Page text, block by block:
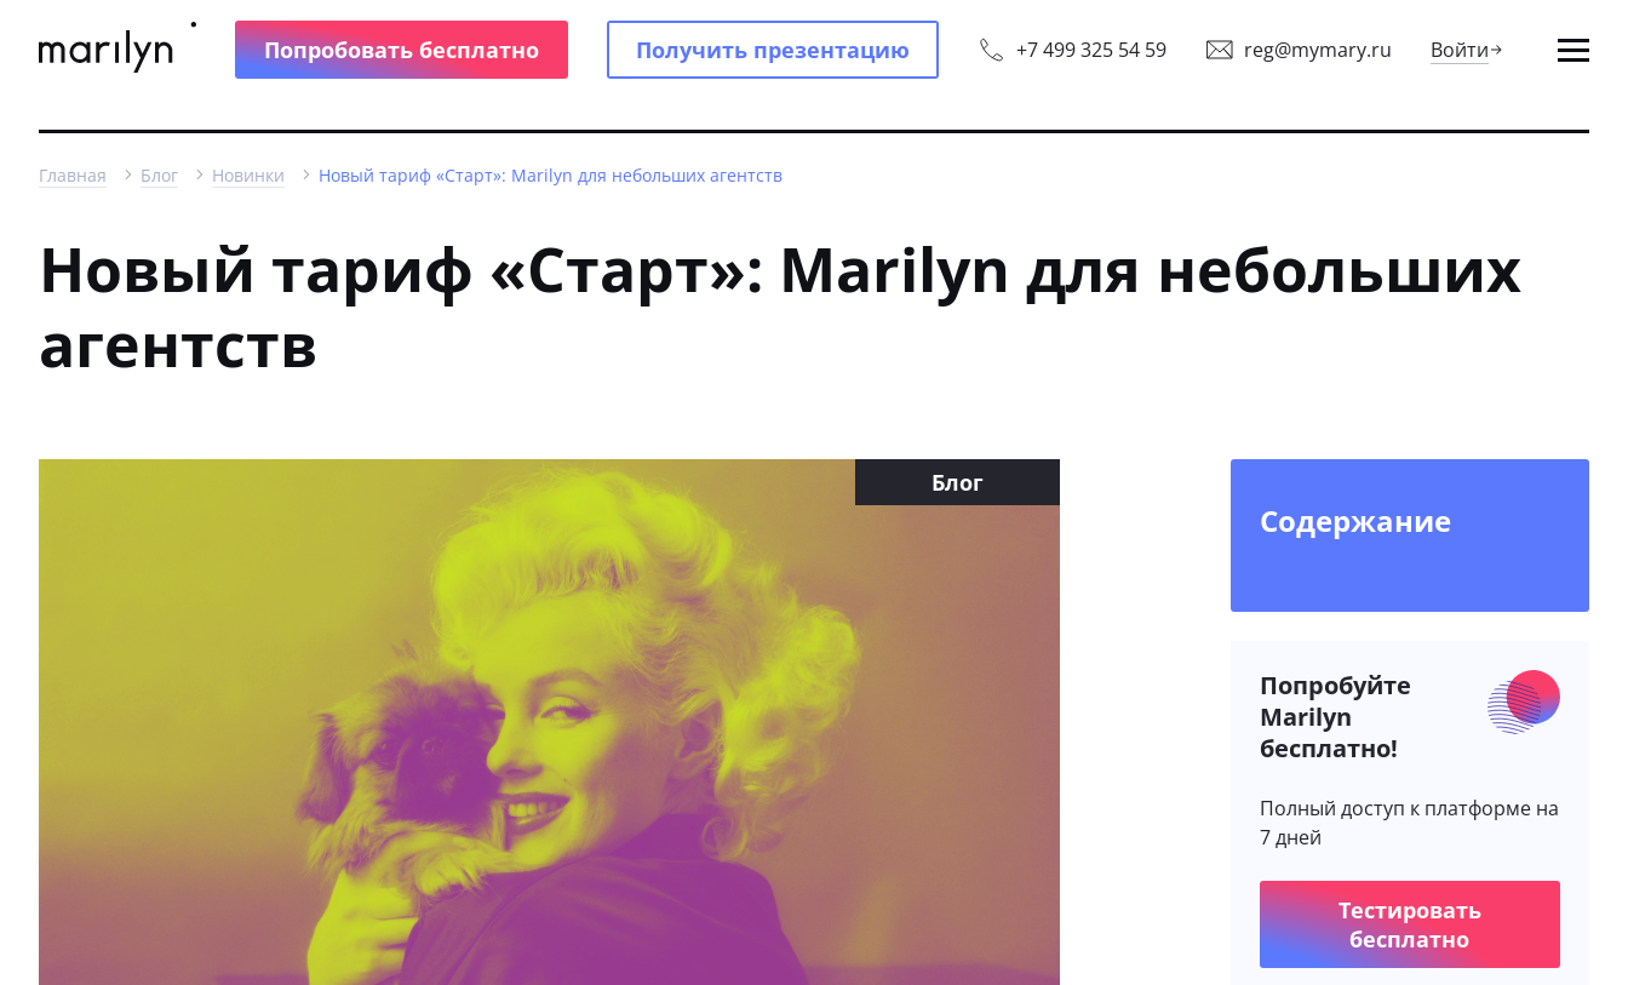
Попробовать бесплатно Получить презентацию +7 499 325 54 59 reg@mymary.ru Войти
Главная Блог Новинки Новый тариф «Старт»: Marilyn для небольших агентств
Новый тариф «Старт»: Marilyn для небольших
агентств
Содержание
Попробуйте
Marilyn
бесплатно!
Полный доступ к платформе на
7 дней
Тестировать
бесплатно
Блог